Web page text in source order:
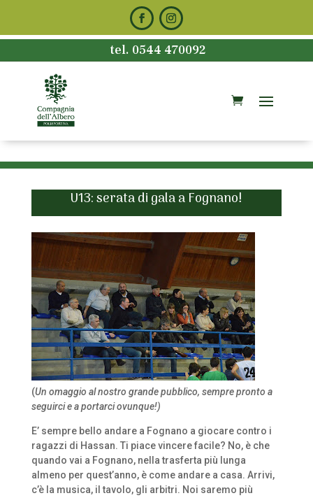
tel. 0544 470092
U13: serata di gala a Fognano!
(Un omaggio al nostro grande pubblico, sempre pronto a
seguirci e a portarci ovunque!)
E’ sempre bello andare a Fognano a giocare contro i
ragazzi di Hassan. Ti piace vincere facile? No, è che
quando vai a Fognano, nella trasferta più lunga
almeno per quest’anno, è come andare a casa. Arrivi,
c’è la musica, il tavolo, gli arbitri. Noi saremo più